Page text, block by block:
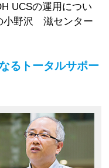
UCSの運用につい
小野沢 滋センター
るトータルサポー